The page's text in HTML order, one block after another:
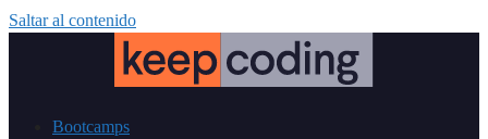
Saltar al contenido
Bootcamps